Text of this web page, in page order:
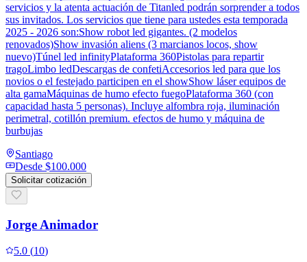
servicios y la atenta actuación de Titanled podrán sorprender a todos
sus invitados. Los servicios que tiene para ustedes esta temporada
2025 - 2026 son:Show robot led gigantes. (2 modelos
renovados)Show invasión aliens (3 marcianos locos, show
nuevo)Túnel led infinityPlataforma 360Pistolas para repartir
tragoLimbo ledDescargas de confetiAccesorios led para que los
novios o el festejado participen en el showShow láser equipos de
alta gamaMáquinas de humo efecto fuegoPlataforma 360 (con
capacidad hasta 5 personas). Incluye alfombra roja, iluminación
perimetral, cotillón premium. efectos de humo y máquina de
burbujas
Santiago
Desde $100.000
Solicitar cotización
Jorge Animador
5.0 (10)